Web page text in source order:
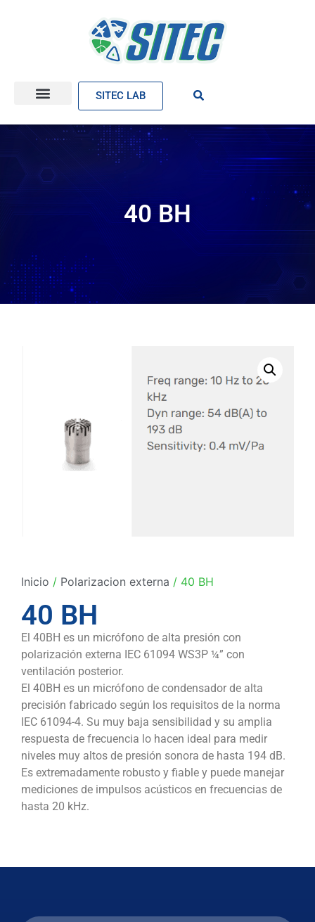
SITEC LAB
40 BH
Inicio / Polarizacion externa / 40 BH
40 BH
El 40BH es un micrófono de alta presión con
polarización externa IEC 61094 WS3P ¼” con
ventilación posterior.
El 40BH es un micrófono de condensador de alta
precisión fabricado según los requisitos de la norma
IEC 61094-4. Su muy baja sensibilidad y su amplia
respuesta de frecuencia lo hacen ideal para medir
niveles muy altos de presión sonora de hasta 194 dB.
Es extremadamente robusto y fiable y puede manejar
mediciones de impulsos acústicos en frecuencias de
hasta 20 kHz.